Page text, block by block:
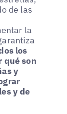
de las
la
los
qué son
y
y de